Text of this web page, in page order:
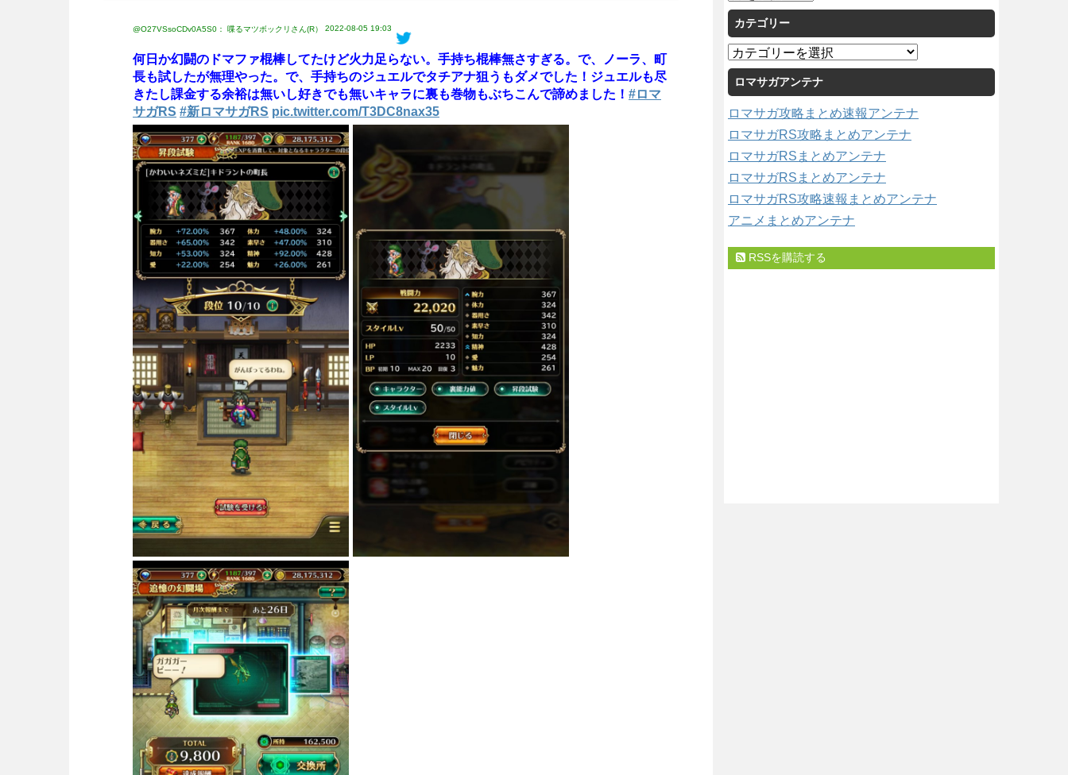
@O27VSsoCDv0A5S0： 喋るマツボックリさん(R） 2022-08-05 19:03
何日か幻闘のドマファ棍棒してたけど火力足らない。手持ち棍棒無さすぎる。で、ノーラ、町
長も試したが無理やった。で、手持ちのジュエルでタチアナ狙うもダメでした！ジュエルも尽
きたし課金する余裕は無いし好きでも無いキャラに裏も巻物もぶちこんで諦めました！ #ロマ
サガRS #新ロマサガRS pic.twitter.com/T3DC8nax35
ー
カ
イ
ブ
カテゴリー
カ
テ
ゴ
リ
ー
ロマサガアンテナ
ロマサガ攻略まとめ速報アンテナ
ロマサガRS攻略まとめアンテナ
ロマサガRSまとめアンテナ
ロマサガRSまとめアンテナ
ロマサガRS攻略速報まとめアンテナ
アニメまとめアンテナ
RSSを購読する